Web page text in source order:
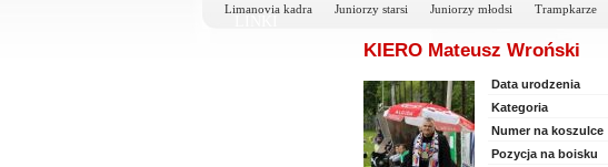
Limanovia kadra Juniorzy starsi Juniorzy młodsi Trampkarze
KIERO Mateusz Wroński
Data urodzenia
Kategoria
Numer na koszulce
Pozycja na boisku